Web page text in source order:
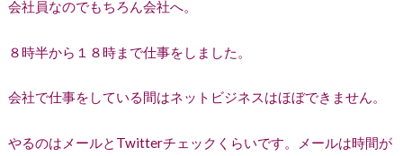
会社員なのでもちろん会社へ。
８時半から１８時まで仕事をしました。
会社で仕事をしている間はネットビジネスはほぼできません。
やるのはメールとTwitterチェックくらいです。メールは時間が